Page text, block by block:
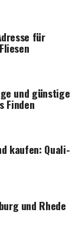
für
und güns­ti­ge
Finden
kau­fen: Qua­li­
und Rhe­de